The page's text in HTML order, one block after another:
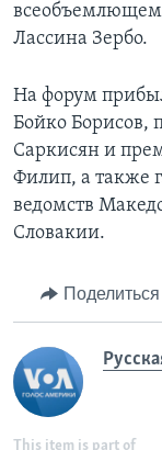
Лассина Зербо.
На форум
Бойко Борисов,
Саркисян и
Филип, а также
ведомств
Словакии.
Поделиться
This item is part of